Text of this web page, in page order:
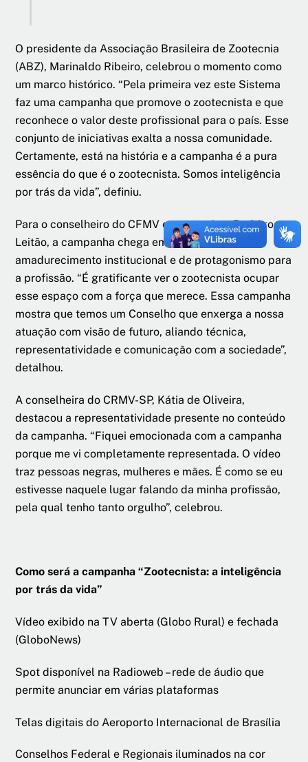
O presidente da Associação Brasileira de Zootecnia
(ABZ), Marinaldo Ribeiro, celebrou o momento como
um marco histórico. “Pela primeira vez este Sistema
faz uma campanha que promove o zootecnista e que
reconhece o valor deste profissional para o país. Esse
conjunto de iniciativas exalta a nossa comunidade.
Certamente, está na história e a campanha é a pura
essência do que é o zootecnista. Somos inteligência
por trás da vida”, definiu.
Para o conselheiro do CFMV e zootecnista Rodrigo
Leitão, a campanha chega em um momento de
amadurecimento institucional e de protagonismo para
a profissão. “É gratificante ver o zootecnista ocupar
esse espaço com a força que merece. Essa campanha
mostra que temos um Conselho que enxerga a nossa
atuação com visão de futuro, aliando técnica,
representatividade e comunicação com a sociedade”,
detalhou.
A conselheira do CRMV-SP, Kátia de Oliveira,
destacou a representatividade presente no conteúdo
da campanha. “Fiquei emocionada com a campanha
porque me vi completamente representada. O vídeo
traz pessoas negras, mulheres e mães. É como se eu
estivesse naquele lugar falando da minha profissão,
pela qual tenho tanto orgulho”, celebrou.
Como será a campanha “Zootecnista: a inteligência
por trás da vida”
Vídeo exibido na TV aberta (Globo Rural) e fechada
(GloboNews)
Spot disponível na Radioweb – rede de áudio que
permite anunciar em várias plataformas
Telas digitais do Aeroporto Internacional de Brasília
Conselhos Federal e Regionais iluminados na cor